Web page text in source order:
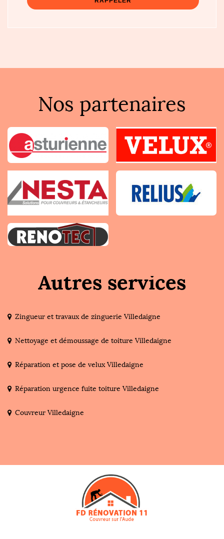
Nos partenaires
Autres services
Zingueur et travaux de zinguerie Villedaigne
Nettoyage et démoussage de toiture Villedaigne
Réparation et pose de velux Villedaigne
Réparation urgence fuite toiture Villedaigne
Couvreur Villedaigne